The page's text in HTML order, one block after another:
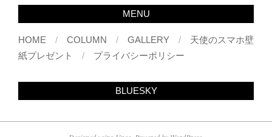
MENU
HOME COLUMN GALLERY
天使のスマホ壁
紙プレゼント
プライバシーポリシー
BLUESKY
Designed using Unos . Powered by WordPress